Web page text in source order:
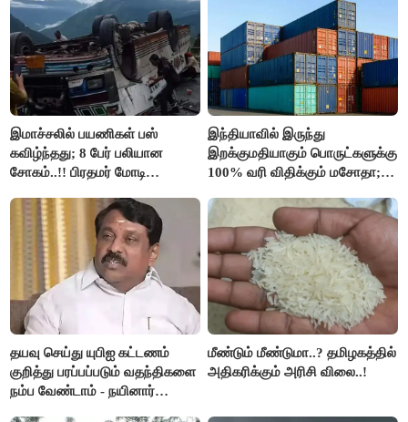
இமாச்சலில் பயணிகள் பஸ்
கவிழ்ந்தது; 8 பேர் பலியான
சோகம்..!! பிரதமர் மோடி
இந்தியாவில் இருந்து
இறக்குமதியாகும் பொருட்களுக்கு
100% வரி விதிக்கும் மசோதா;
தயவு செய்து யுபிஐ கட்டணம்
குறித்து பரப்பப்படும் வதந்திகளை
நம்ப வேண்டாம் - நயினார்
மீண்டும் மீண்டுமா..? தமிழகத்தில்
அதிகரிக்கும் அரிசி விலை..!